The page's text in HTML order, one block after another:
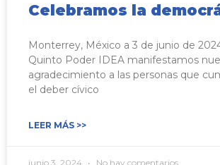
Celebramos la
Monterrey, México a 3 de junio de
Quinto Poder IDEA manifestamos
agradecimiento a las personas que
el deber cívico
LEER MÁS >>
junio 3, 2024 No hay comentarios